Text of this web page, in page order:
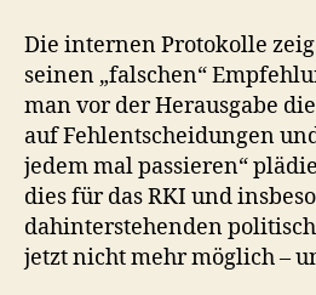
Die internen Protokolle
seinen „falschen“
man vor der Herausgabe
auf Fehlentscheidungen
jedem mal passieren“
dies für das RKI und
dahinterstehenden
jetzt nicht mehr möglich –